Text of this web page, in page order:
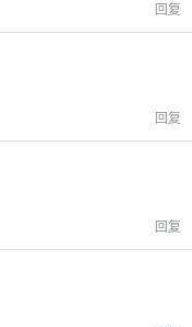
回复
回复
回复